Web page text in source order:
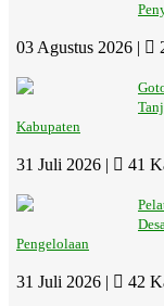
13
03 Agustus 2026 |
Kabupaten
31 Juli 2026 | 41
Pengelolaan
31 Juli 2026 | 42